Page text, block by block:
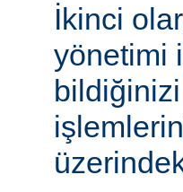
İkinci
yönetimi